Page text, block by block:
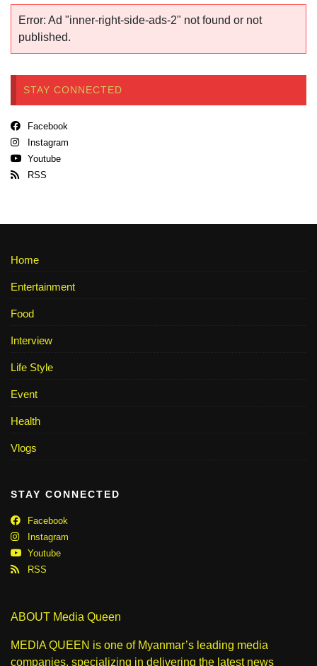
Error: Ad "inner-right-side-ads-2" not found or not
published.
STAY CONNECTED
Facebook
Instagram
Youtube
RSS
Home
Entertainment
Food
Interview
Life Style
Event
Health
Vlogs
STAY CONNECTED
Facebook
Instagram
Youtube
RSS
ABOUT Media Queen
MEDIA QUEEN is one of Myanmar’s leading media
companies, specializing in delivering the latest news